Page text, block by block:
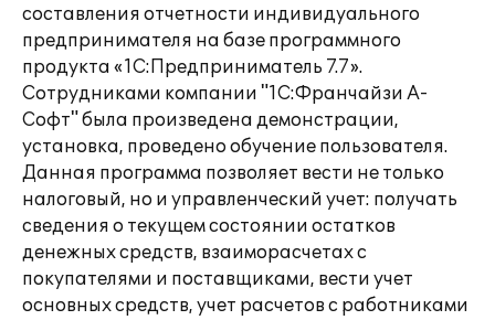
составления отчетности индивидуального
предпринимателя на базе программного
продукта «1С:Предприниматель 7.7».
Сотрудниками компании "1С:Франчайзи А-
Софт" была произведена демонстрации,
установка, проведено обучение пользователя.
Данная программа позволяет вести не только
налоговый, но и управленческий учет: получать
сведения о текущем состоянии остатков
денежных средств, взаиморасчетах с
покупателями и поставщиками, вести учет
основных средств, учет расчетов c работниками